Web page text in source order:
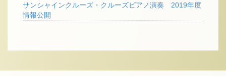
サンシャインクルーズ・クルーズピアノ演奏 2019年度
情報公開